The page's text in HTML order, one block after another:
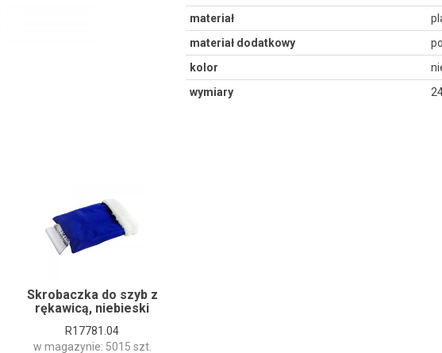
materiał
materiał dodatkowy
kolor
wymiary
Skrobaczka do szyb z
rękawicą, niebieski
R17781.04
w magazynie: 5015 szt.